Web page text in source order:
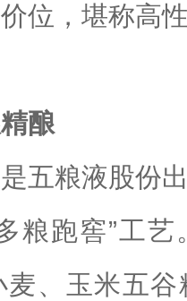
位，堪称高
酿
五粮液股份
粮跑窖”工
麦、玉米五